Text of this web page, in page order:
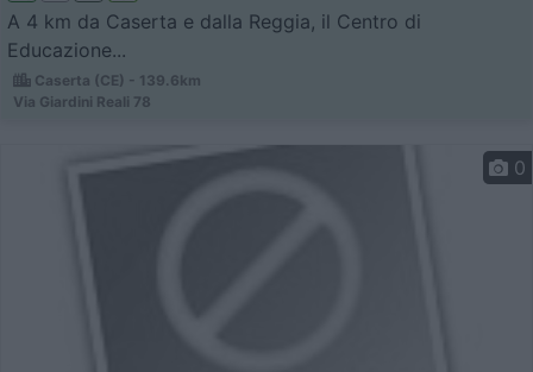
A 4 km da Caserta e dalla Reggia, il Centro di
Educazione...
Caserta (CE) - 139.6km
Via Giardini Reali 78
0